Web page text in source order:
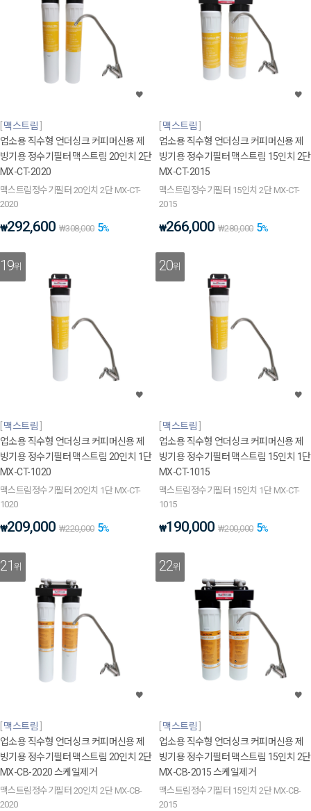
맥스트림
업소용 직수형 언더싱크 커피머신용 제
빙기용 정수기필터 맥스트림 20인치 2단
MX-CT-2020
맥스트림정수기필터 20인치 2단 MX-CT-
2020
₩292,600 ₩308,000 5%
맥스트림
업소용 직수형 언더싱크 커피머신용 제
빙기용 정수기필터 맥스트림 15인치 2단
MX-CT-2015
맥스트림정수기필터 15인치 2단 MX-CT-
2015
₩266,000 ₩280,000 5%
19위
맥스트림
업소용 직수형 언더싱크 커피머신용 제
빙기용 정수기필터 맥스트림 20인치 1단
MX-CT-1020
맥스트림정수기필터 20인치 1단 MX-CT-
1020
₩209,000 ₩220,000 5%
20위
맥스트림
업소용 직수형 언더싱크 커피머신용 제
빙기용 정수기필터 맥스트림 15인치 1단
MX-CT-1015
맥스트림정수기필터 15인치 1단 MX-CT-
1015
₩190,000 ₩200,000 5%
21위
맥스트림
업소용 직수형 언더싱크 커피머신용 제
빙기용 정수기필터 맥스트림 20인치 2단
MX-CB-2020 스케일제거
맥스트림정수기필터 20인치 2단 MX-CB-
2020
22위
맥스트림
업소용 직수형 언더싱크 커피머신용 제
빙기용 정수기필터 맥스트림 15인치 2단
MX-CB-2015 스케일제거
맥스트림정수기필터 15인치 2단 MX-CB-
2015